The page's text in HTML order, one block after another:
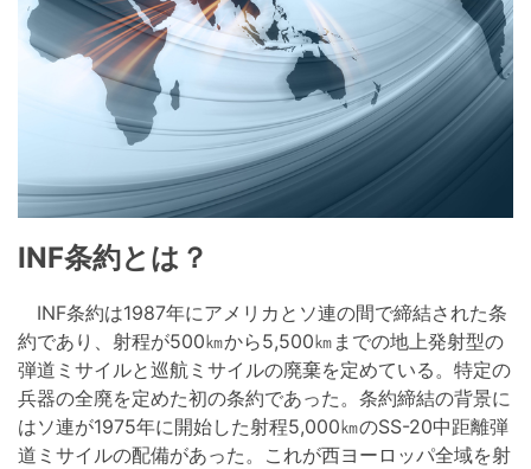
INF条約とは？
INF条約は1987年にアメリカとソ連の間で締結された条
約であり、射程が500㎞から5,500㎞までの地上発射型の
弾道ミサイルと巡航ミサイルの廃棄を定めている。特定の
兵器の全廃を定めた初の条約であった。条約締結の背景に
はソ連が1975年に開始した射程5,000㎞のSS-20中距離弾
道ミサイルの配備があった。これが西ヨーロッパ全域を射